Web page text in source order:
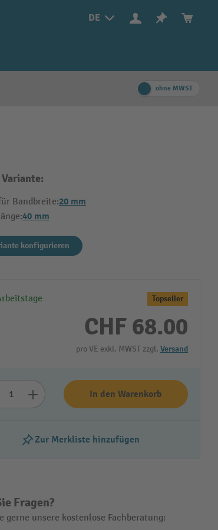
DE
ohne MWST
Bandbreite:20 mm
40 mm
konfigurieren
Topseller
CHF 68.00
pro VE exkl. MWST zzgl. Versand
In den Warenkorb
Zur Merkliste hinzufügen
Fragen?
gerne unsere kostenlose Fachberatung: